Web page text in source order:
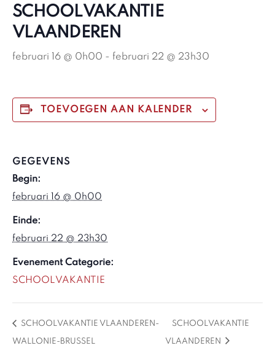
SCHOOLVAKANTIE
VLAANDEREN
februari 16 @ 0h00 - februari 22 @ 23h30
TOEVOEGEN AAN KALENDER
GEGEVENS
Begin:
februari 16 @ 0h00
Einde:
februari 22 @ 23h30
Evenement Categorie:
SCHOOLVAKANTIE
SCHOOLVAKANTIE VLAANDEREN-
WALLONIE-BRUSSEL
SCHOOLVAKANTIE
VLAANDEREN